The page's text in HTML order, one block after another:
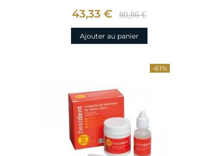
43,33 € 80,86 €
Ajouter au panier
-61%